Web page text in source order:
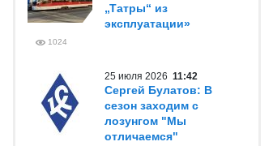
„Татры“ из
эксплуатации»
1024
25 июля 2026 11:42
Сергей Булатов: В
сезон заходим с
лозунгом "Мы
отличаемся"